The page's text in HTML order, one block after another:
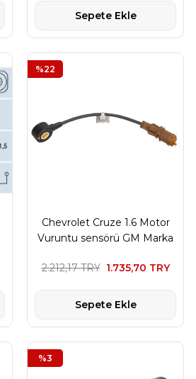
Sepete Ekle
Chevrolet Cruze 1.6 Motor
Vuruntu sensörü GM Marka
1.735,70 TRY
2.212,17 TRY
Sepete Ekle
%22
%3